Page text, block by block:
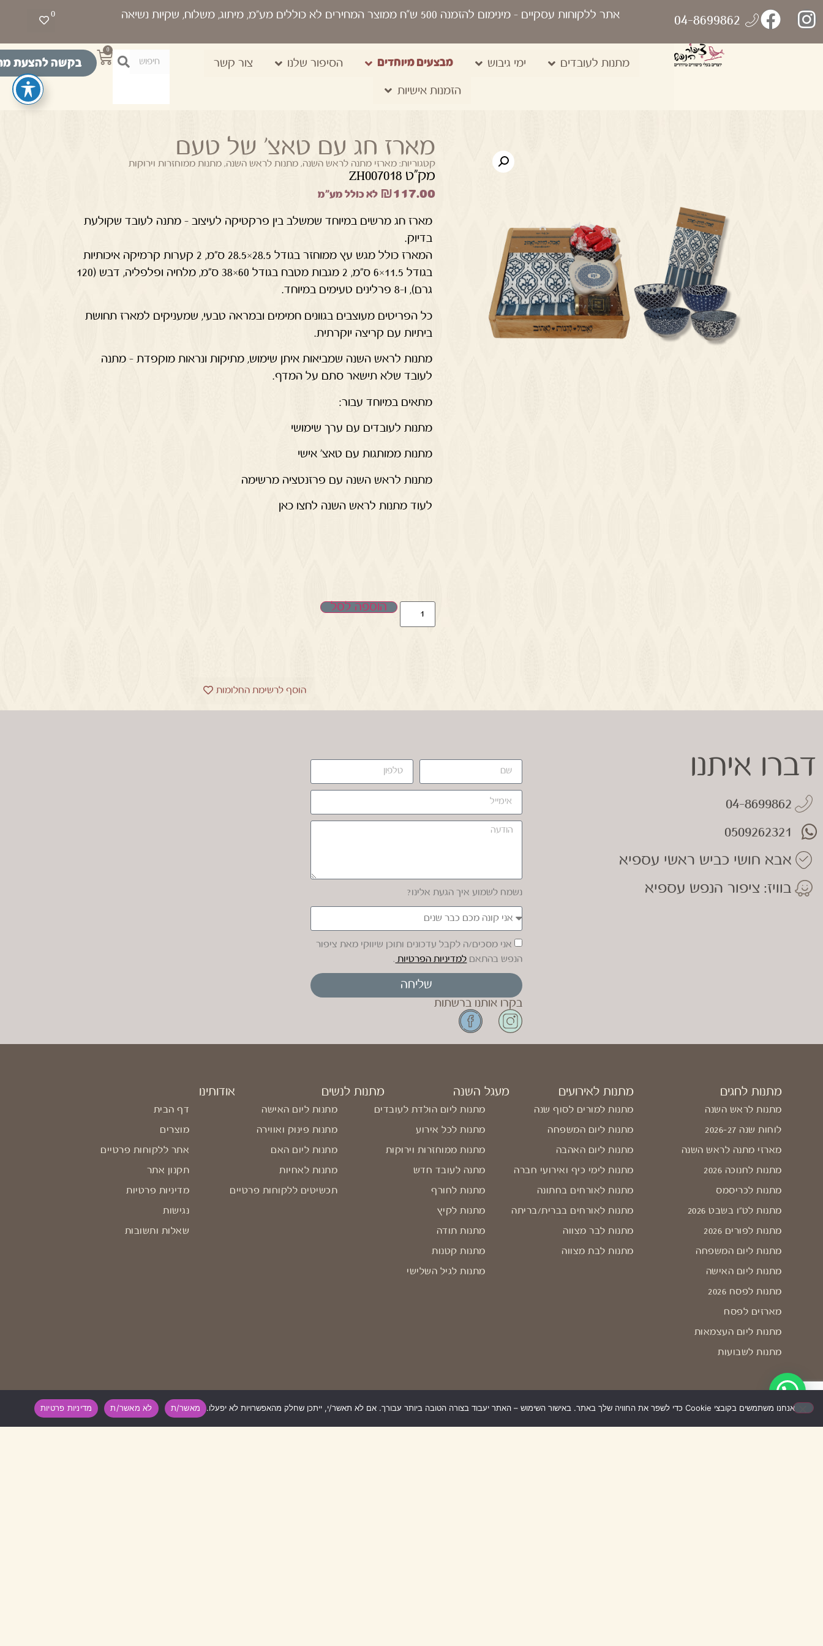
0 אתר ללקוחות עסקיים- מינימום להזמנה 500 ש“ח ממוצר המחירים לא כוללים מע"מ, מיתוג, משלוח, שקיות נשיאה 04-8699862
מתנות לעובדים ימי גיבוש מבצעים מיוחדים הסיפור שלנו צור קשר
הזמנות אישיות
0
בקשה להצעת
מארז חג עם טאצ' של טעם
קטגוריות: מארזי מתנה לראש השנה,מתנות לראש השנה,מתנות ממוחזרות וירוקות
מק"ט ZH007018
₪117.00 לא כולל מע"מ
מארז חג מרשים במיוחד שמשלב בין פרקטיקה לעיצוב – מתנה לעובד שקולעת
בדיוק.
המארז כולל מגש עץ ממוחזר בגודל 28.5×28.5 ס"מ, 2 קערות קרמיקה איכותיות
בגודל 11.5×6 ס"מ, 2 מגבות מטבח בגודל 60×38 ס"מ, מלחיה ופלפליה, דבש (120
גרם), ו-8 פרלינים טעימים במיוחד.
כל הפריטים מעוצבים בגוונים חמימים ובמראה טבעי, שמעניקים למארז תחושת
ביתיות עם קריצה יוקרתית.
מתנות לראש השנה שמביאות איתן שימוש, מתיקות ונראות מוקפדת – מתנה
לעובד שלא תישאר סתם על המדף.
מתאים במיוחד עבור:
מתנות לעובדים עם ערך שימושי
מתנות ממותגות עם טאצ’ אישי
מתנות לראש השנה עם פרזנטציה מרשימה
לעוד מתנות לראש השנה לחצו כאן
הוספה לסל
הוסף לרשימת החלומות
דברו איתנו
04-8699862
0509262321
אבא חושי כביש ראשי עספיא
בוויז: ציפור הנפש עספיא
נשמח לשמוע איך הגעת אלינו?
אני מסכים/ה לקבל עדכונים ותוכן שיווקי מאת ציפור
הנפש בהתאם למדיניות הפרטיות .
שליחה
בקרו אותנו ברשתות
מתנות לחגים
מתנות לראש השנה
לוחות שנה 2026-27
מארזי מתנה לראש השנה
מתנות לחנוכה 2026
מתנות לכריסמס
מתנות לט"ו בשבט 2026
מתנות לפורים 2026
מתנות ליום המשפחה
מתנות ליום האישה
מתנות לפסח 2026
מארזים לפסח
מתנות ליום העצמאות
מתנות לשבועות
מתנות לאירועים
מתנות למורים לסוף שנה
מתנות ליום המשפחה
מתנות ליום האהבה
מתנות לימי כיף ואירועי חברה
מתנות לאורחים בחתונה
מתנות לאורחים בברית/בריתה
מתנות לבר מצווה
מתנות לבת מצווה
מעגל השנה
מתנות ליום הולדת לעובדים
מתנות לכל אירוע
מתנות ממוחזרות וירוקות
מתנה לעובד חדש
מתנות לחורף
מתנות לקיץ
מתנות תודה
מתנות קטנות
מתנות לגיל השלישי
מתנות לנשים
מתנות ליום האישה
מתנות פינוק ואווירה
מתנות ליום האם
מתנות לאחיות
תכשיטים ללקוחות פרטיים
אודותינו
דף הבית
מוצרים
אתר ללקוחות פרטיים
תקנון אתר
מדיניות פרטיות
נגישות
שאלות ותשובות
אנחנו משתמשים בקובצי Cookie כדי לשפר את החוויה שלך באתר. באישור השימוש – האתר יעבוד בצורה הטובה ביותר עבורך. אם לא תאשר/י, ייתכן שחלק מהאפשרויות לא יפעלו. מאשר/ת לא מאשר/ת מדיניות פרטיות